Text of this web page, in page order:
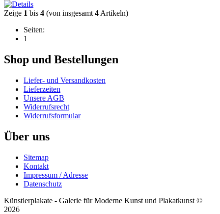
Zeige 1 bis 4 (von insgesamt 4 Artikeln)
Seiten:
1
Shop und Bestellungen
Liefer- und Versandkosten
Lieferzeiten
Unsere AGB
Widerrufsrecht
Widerrufsformular
Über uns
Sitemap
Kontakt
Impressum / Adresse
Datenschutz
Künstlerplakate - Galerie für Moderne Kunst und Plakatkunst ©
2026